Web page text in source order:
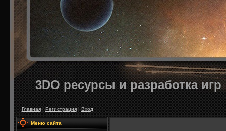
3DO ресурсы и разработка игр
Главная|Регистрация|Вход
Меню сайта